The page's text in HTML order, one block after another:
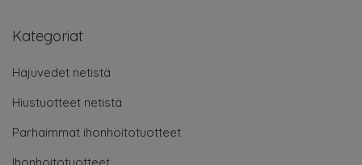
Kategoriat
Hajuvedet netistä
Hiustuotteet netistä
Parhaimmat ihonhoitotuotteet